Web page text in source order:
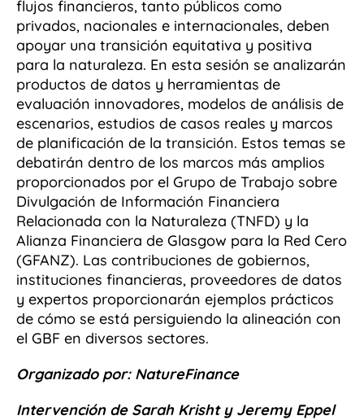
flujos financieros, tanto públicos como
privados, nacionales e internacionales, deben
apoyar una transición equitativa y positiva
para la naturaleza. En esta sesión se analizarán
productos de datos y herramientas de
evaluación innovadores, modelos de análisis de
escenarios, estudios de casos reales y marcos
de planificación de la transición. Estos temas se
debatirán dentro de los marcos más amplios
proporcionados por el Grupo de Trabajo sobre
Divulgación de Información Financiera
Relacionada con la Naturaleza (TNFD) y la
Alianza Financiera de Glasgow para la Red Cero
(GFANZ). Las contribuciones de gobiernos,
instituciones financieras, proveedores de datos
y expertos proporcionarán ejemplos prácticos
de cómo se está persiguiendo la alineación con
el GBF en diversos sectores.
Organizado por: NatureFinance
Intervención de Sarah Krisht y Jeremy Eppel